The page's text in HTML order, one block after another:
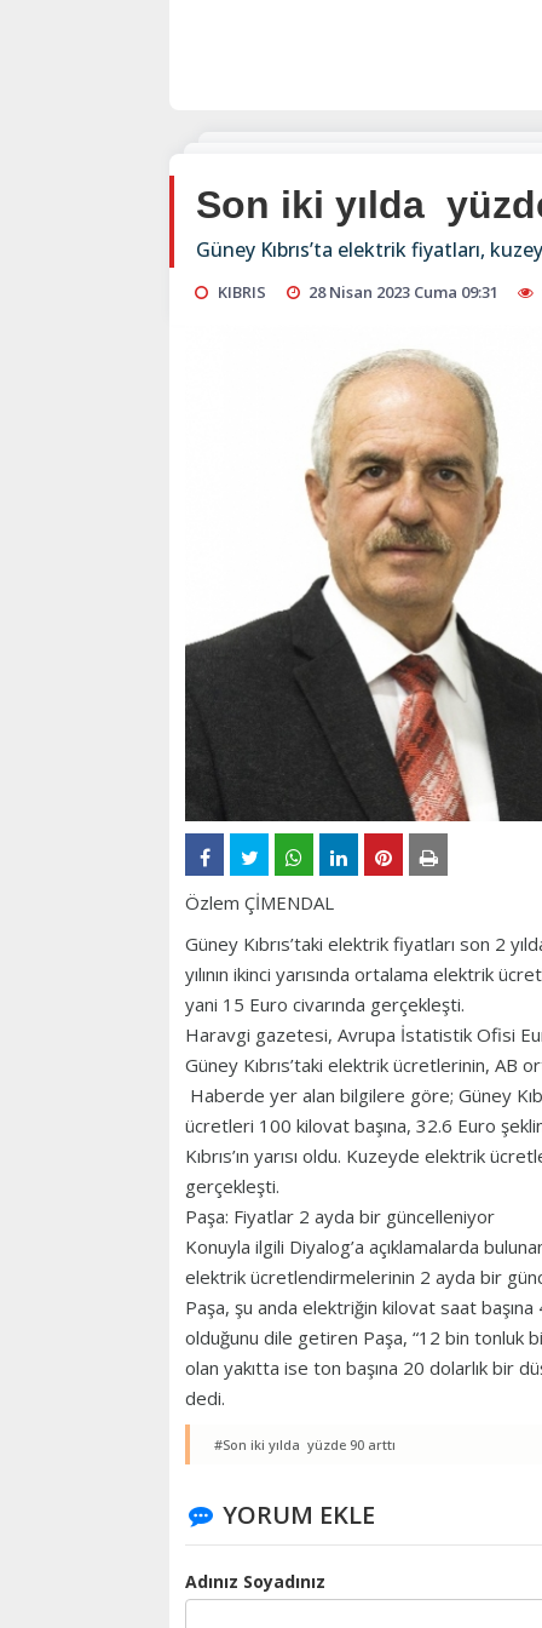
Son iki yılda
Güney Kıbrıs’ta elektrik fiyatları,
KIBRIS 28 Nisan 2023 Cuma 09:31
Özlem ÇİMENDAL
Güney Kıbrıs’taki elektrik fiyatları son 2
yılının ikinci yarısında ortalama elektrik
yani 15 Euro civarında gerçekleşti.
Haravgi gazetesi, Avrupa İstatistik Ofisi
Güney Kıbrıs’taki elektrik ücretlerinin, AB
Haberde yer alan bilgilere göre; Güney
ücretleri 100 kilovat başına, 32.6 Euro
Kıbrıs’ın yarısı oldu. Kuzeyde elektrik
gerçekleşti.
Paşa: Fiyatlar 2 ayda bir güncelleniyor
Konuyla ilgili Diyalog’a açıklamalarda
elektrik ücretlendirmelerinin 2 ayda bir
Paşa, şu anda elektriğin kilovat saat
olduğunu dile getiren Paşa, “12 bin tonluk
olan yakıtta ise ton başına 20 dolarlık bir
dedi.
#Son iki yılda yüzde 90 arttı
YORUM EKLE
Adınız Soyadınız